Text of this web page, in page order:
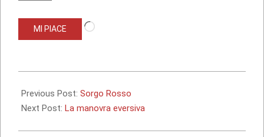
MI PIACE
05-
29
Previous Post: Sorgo Rosso
Next Post: La manovra eversiva